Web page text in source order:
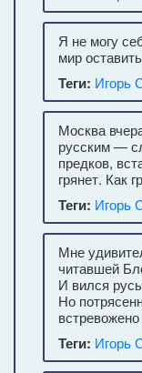
Я не могу
мир
Теги: Игорь
Москва
русским —
предков,
грянет. Как
Теги: Игорь
Мне
читавшей
И вился
Но
Теги: Игорь